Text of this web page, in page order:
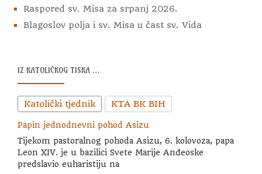
Raspored sv. Misa za srpanj 2026.
Blagoslov polja i sv. Misa u čast sv. Vida
IZ KATOLIČKOG TISKA …
Katolički tjednik KTA BK BIH
Papin jednodnevni pohod Asizu
Tijekom pastoralnog pohoda Asizu, 6. kolovoza, papa
Leon XIV. je u bazilici Svete Marije Anđeoske
predslavio euharistiju na